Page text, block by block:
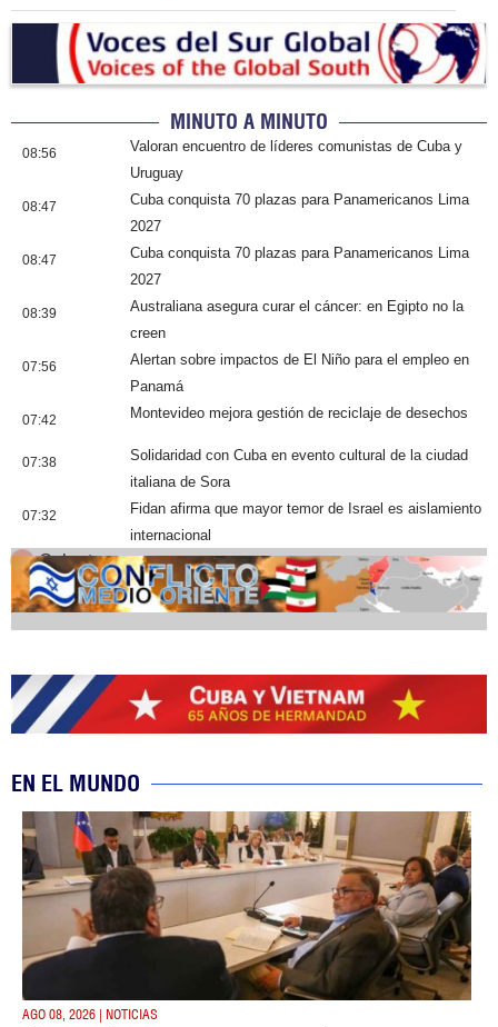
MINUTO A MINUTO
08:56
Valoran encuentro de líderes comunistas de Cuba y
Uruguay
08:47
Cuba conquista 70 plazas para Panamericanos Lima
2027
08:47
Cuba conquista 70 plazas para Panamericanos Lima
2027
08:39
Australiana asegura curar el cáncer: en Egipto no la
creen
07:56
Alertan sobre impactos de El Niño para el empleo en
Panamá
07:42 Montevideo mejora gestión de reciclaje de desechos
07:38
Solidaridad con Cuba en evento cultural de la ciudad
italiana de Sora
07:32
Fidan afirma que mayor temor de Israel es aislamiento
internacional
Cobertura
EN EL MUNDO
AGO 08, 2026 | NOTICIAS